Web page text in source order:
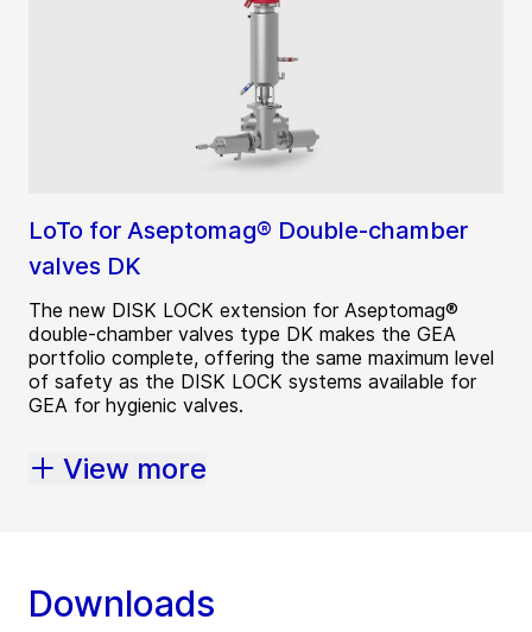
LoTo for Aseptomag® Double-chamber
valves DK
The new DISK LOCK extension for Aseptomag®
double-chamber valves type DK makes the GEA
portfolio complete, offering the same maximum level
of safety as the DISK LOCK systems available for
GEA for hygienic valves.
View more
Downloads